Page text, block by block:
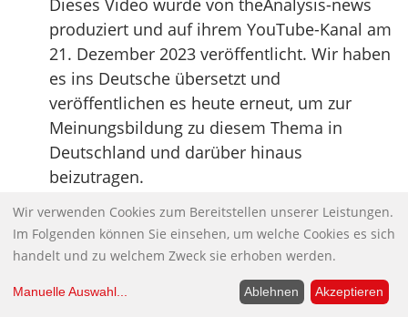
Dieses Video wurde von theAnalysis-news
produziert und auf ihrem YouTube-Kanal am
21. Dezember 2023 veröffentlicht. Wir haben
es ins Deutsche übersetzt und
veröffentlichen es heute erneut, um zur
Meinungsbildung zu diesem Thema in
Deutschland und darüber hinaus
beizutragen.
ÜBER DR. OFER CASSIF: Dr. Ofer Cassif,
Dozent für Philosophie und Politik an der
Hebräischen Universität Jerusalem, dem
Sapir Academic College und dem Tel Aviv-
Jaffa Academic College, Promotion an der
Wir verwenden Cookies zum Bereitstellen unserer Leistungen.
Im Folgenden können Sie einsehen, um welche Cookies es sich
handelt und zu welchem Zweck sie erhoben werden.
Manuelle Auswahl... Ablehnen Akzeptieren